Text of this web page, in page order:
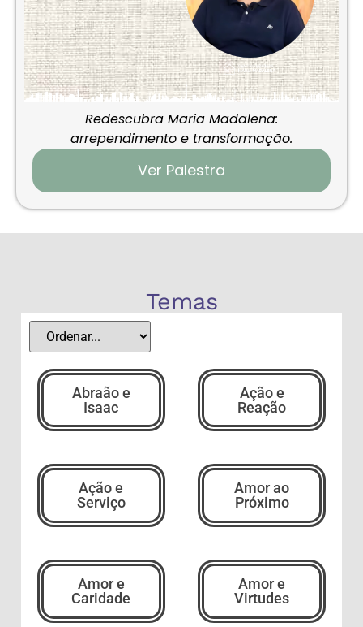
Redescubra Maria Madalena:
arrependimento e transformação.
Ver Palestra
Temas
Abraão e
Isaac
Ação e
Reação
Ação e
Serviço
Amor ao
Próximo
Amor e
Caridade
Amor e
Virtudes